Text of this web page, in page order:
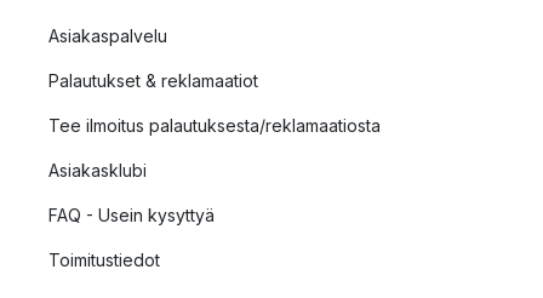
Asiakaspalvelu
Palautukset & reklamaatiot
Tee ilmoitus palautuksesta/reklamaatiosta
Asiakasklubi
FAQ - Usein kysyttyä
Toimitustiedot